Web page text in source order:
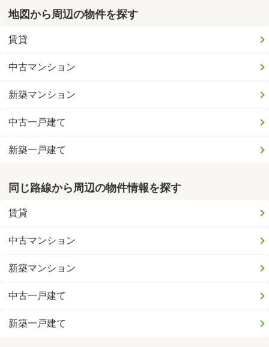
地図から周辺の物件を探す
賃貸
中古マンション
新築マンション
中古一戸建て
新築一戸建て
同じ路線から周辺の物件情報を探す
賃貸
中古マンション
新築マンション
中古一戸建て
新築一戸建て